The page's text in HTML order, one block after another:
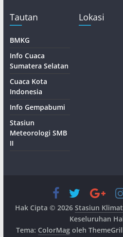
Tautan
BMKG
Info Cuaca
Sumatera Selatan
Cuaca Kota
Indonesia
Info Gempabumi
Stasiun
Meteorologi SMB
II
Lokasi
Hak Cipta © 2026Stasiun
Keseluruhan
Tema: ColorMag oleh